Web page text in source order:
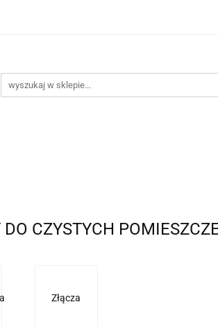
SERIA J AUTORYZOWANY
DO CZYSTYCH
Złącza